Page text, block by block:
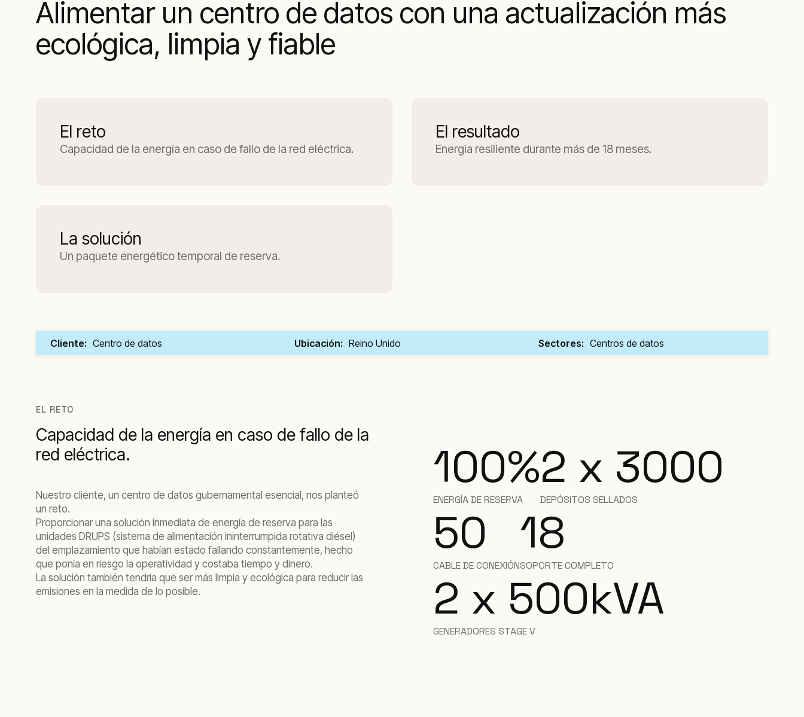
Alimentar un centro de datos con una actualización más
ecológica, limpia y fiable
El reto
Capacidad de la energía en caso de fallo de la red eléctrica.
El resultado
Energía resiliente durante más de 18 meses.
La solución
Un paquete energético temporal de reserva.
Cliente: Centro de datos Ubicación: Reino Unido Sectores: Centros de datos
EL RETO
Capacidad de la energía en caso de fallo de la
red eléctrica.
Nuestro cliente, un centro de datos gubernamental esencial, nos planteó
un reto.
Proporcionar una solución inmediata de energía de reserva para las
unidades DRUPS (sistema de alimentación ininterrumpida rotativa diésel)
del emplazamiento que habían estado fallando constantemente, hecho
que ponía en riesgo la operatividad y costaba tiempo y dinero.
La solución también tendría que ser más limpia y ecológica para reducir las
emisiones en la medida de lo posible.
100%
ENERGÍA DE RESERVA
2 x 3000
DEPÓSITOS SELLADOS
50
CABLE DE CONEXIÓN
18
SOPORTE COMPLETO
2 x 500kVA
GENERADORES STAGE V